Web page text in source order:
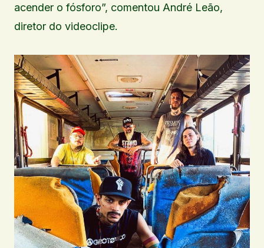
acender o fósforo”, comentou André Leão,
diretor do videoclipe.